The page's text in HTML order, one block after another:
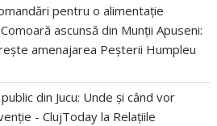
pentru o alimentație
Comoară ascunsă din Munții Apuseni:
amenajarea Peșterii Humpleu
din Jucu: Unde și când vor
- ClujToday la Relațiile